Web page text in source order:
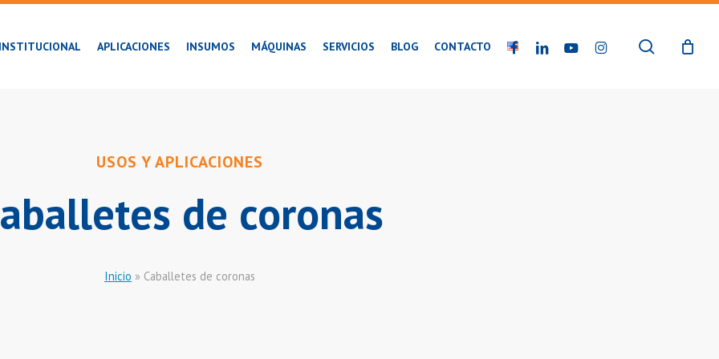
INSTITUCIONAL APLICACIONES INSUMOS MÁQUINAS SERVICIOS BLOG CONTACTO FACEBOOKLINKEDINYOUTUBEINSTAGRAM buscar
USOS Y APLICACIONES
de coronas
Inicio » Caballetes de coronas